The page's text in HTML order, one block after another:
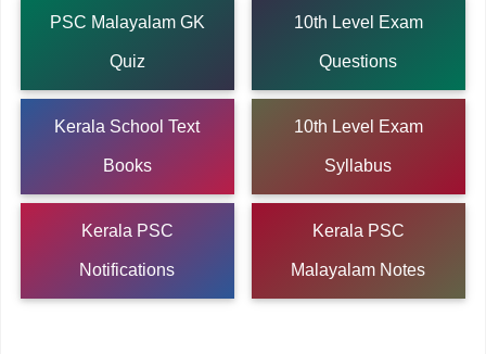
PSC Malayalam GK
Quiz
10th Level Exam
Questions
Kerala School Text
Books
10th Level Exam
Syllabus
Kerala PSC
Notifications
Kerala PSC
Malayalam Notes